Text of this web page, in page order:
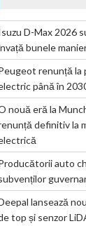
D-Max 2026
bunele
renunță la
până în
nouă eră la
definitiv la
auto
lansează
top și senzor